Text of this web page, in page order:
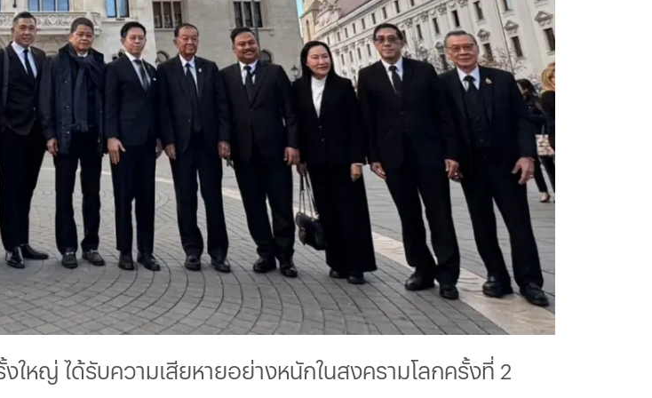
หญ่ ได้รับความเสียหายอย่างหนักในสงครามโลกครั้งที่ 2